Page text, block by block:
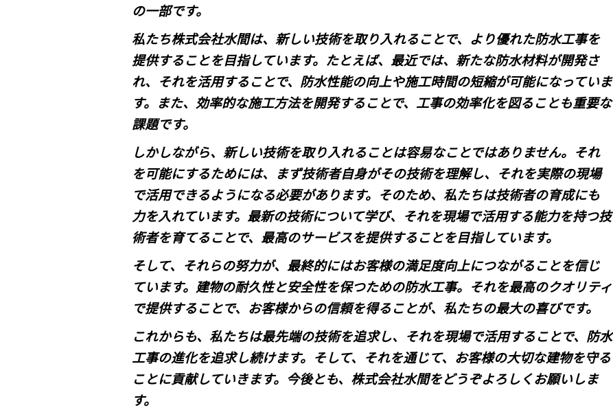
の一部です。
私たち株式会社水間は、新しい技術を取り入れることで、より優れた防水工事を
提供することを目指しています。たとえば、最近では、新たな防水材料が開発さ
れ、それを活用することで、防水性能の向上や施工時間の短縮が可能になっていま
す。また、効率的な施工方法を開発することで、工事の効率化を図ることも重要な
課題です。
しかしながら、新しい技術を取り入れることは容易なことではありません。それ
を可能にするためには、まず技術者自身がその技術を理解し、それを実際の現場
で活用できるようになる必要があります。そのため、私たちは技術者の育成にも
力を入れています。最新の技術について学び、それを現場で活用する能力を持つ技
術者を育てることで、最高のサービスを提供することを目指しています。
そして、それらの努力が、最終的にはお客様の満足度向上につながることを信じ
ています。建物の耐久性と安全性を保つための防水工事。それを最高のクオリティ
で提供することで、お客様からの信頼を得ることが、私たちの最大の喜びです。
これからも、私たちは最先端の技術を追求し、それを現場で活用することで、防水
工事の進化を追求し続けます。そして、それを通じて、お客様の大切な建物を守る
ことに貢献していきます。今後とも、株式会社水間をどうぞよろしくお願いしま
す。